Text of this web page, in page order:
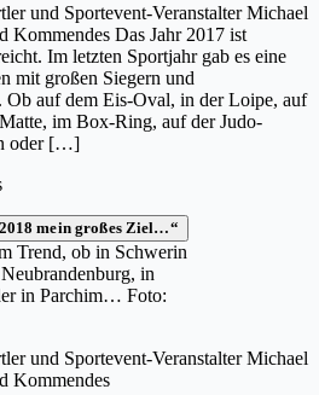
und Sportevent-Veranstalter Michael
Kommendes Das Jahr 2017 ist
Im letzten Sportjahr gab es eine
mit großen Siegern und
Ob auf dem Eis-Oval, in der Loipe, auf
im Box-Ring, auf der Judo-
oder […]
Trend, ob in Schwerin
in
in Parchim… Foto:
und Sportevent-Veranstalter Michael
Kommendes